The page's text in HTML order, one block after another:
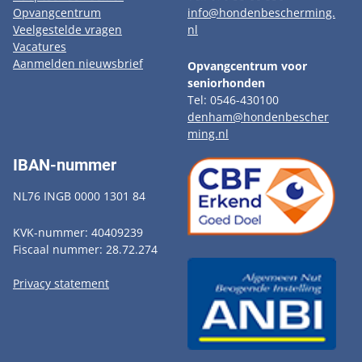
Opvangcentrum
Veelgestelde vragen
Vacatures
Aanmelden nieuwsbrief
info@hondenbescherming.
nl
Opvangcentrum voor
seniorhonden
Tel: 0546-430100
denham@hondenbescher
ming.nl
IBAN-nummer
NL76 INGB 0000 1301 84
KVK-nummer: 40409239
Fiscaal nummer: 28.72.274
Privacy statement